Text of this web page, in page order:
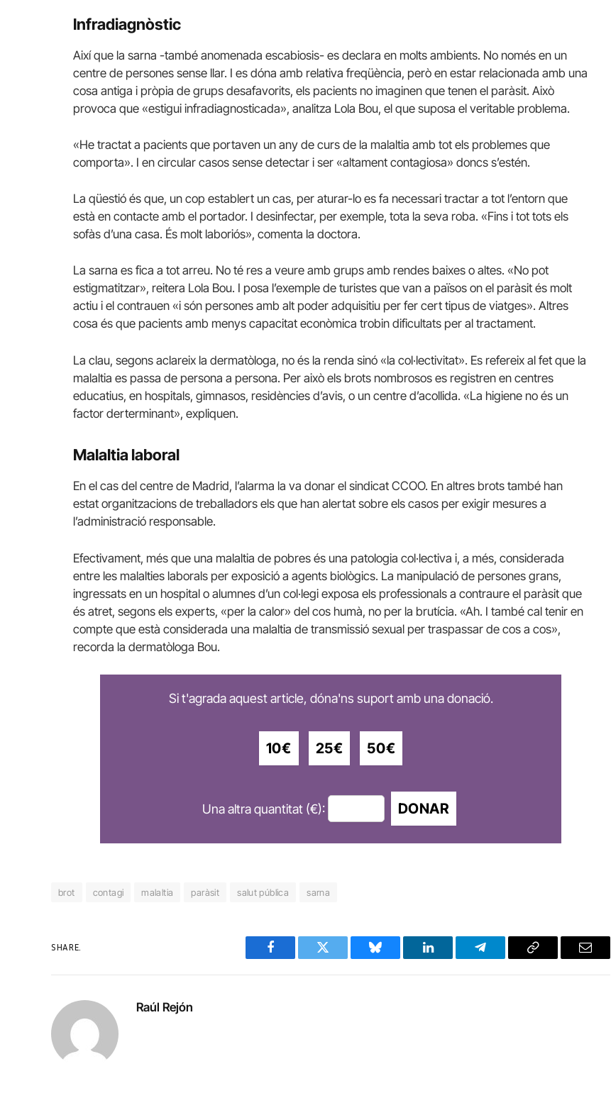
Infradiagnòstic
Així que la sarna -també anomenada escabiosis- es declara en molts ambients. No només en un
centre de persones sense llar. I es dóna amb relativa freqüència, però en estar relacionada amb una
cosa antiga i pròpia de grups desafavorits, els pacients no imaginen que tenen el paràsit. Això
provoca que «estigui infradiagnosticada», analitza Lola Bou, el que suposa el veritable problema.
«He tractat a pacients que portaven un any de curs de la malaltia amb tot els problemes que
comporta». I en circular casos sense detectar i ser «altament contagiosa» doncs s’estén.
La qüestió és que, un cop establert un cas, per aturar-lo es fa necessari tractar a tot l’entorn que
està en contacte amb el portador. I desinfectar, per exemple, tota la seva roba. «Fins i tot tots els
sofàs d’una casa. És molt laboriós», comenta la doctora.
La sarna es fica a tot arreu. No té res a veure amb grups amb rendes baixes o altes. «No pot
estigmatitzar», reitera Lola Bou. I posa l’exemple de turistes que van a països on el paràsit és molt
actiu i el contrauen «i són persones amb alt poder adquisitiu per fer cert tipus de viatges». Altres
cosa és que pacients amb menys capacitat econòmica trobin dificultats per al tractament.
La clau, segons aclareix la dermatòloga, no és la renda sinó «la col·lectivitat». Es refereix al fet que la
malaltia es passa de persona a persona. Per això els brots nombrosos es registren en centres
educatius, en hospitals, gimnasos, residències d’avis, o un centre d’acollida. «La higiene no és un
factor derterminant», expliquen.
Malaltia laboral
En el cas del centre de Madrid, l’alarma la va donar el sindicat CCOO. En altres brots també han
estat organitzacions de treballadors els que han alertat sobre els casos per exigir mesures a
l’administració responsable.
Efectivament, més que una malaltia de pobres és una patologia col·lectiva i, a més, considerada
entre les malalties laborals per exposició a agents biològics. La manipulació de persones grans,
ingressats en un hospital o alumnes d’un col·legi exposa els professionals a contraure el paràsit que
és atret, segons els experts, «per la calor» del cos humà, no per la brutícia. «Ah. I també cal tenir en
compte que està considerada una malaltia de transmissió sexual per traspassar de cos a cos»,
recorda la dermatòloga Bou.
Si t'agrada aquest article, dóna'ns suport amb una donació.
10€ 25€ 50€
Una altra quantitat (€): DONAR
brot contagi malaltia paràsit salut pública sarna
SHARE.
Facebook Twitter Bluesky LinkedIn Telegram Copy
Email
Raúl Rejón